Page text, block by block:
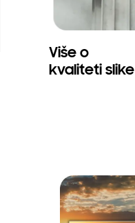
Više o
kvaliteti slike